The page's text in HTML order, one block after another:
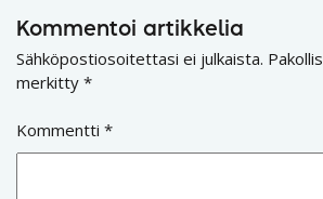
Kommentoi artikkelia
Sähköpostiosoitettasi ei julkaista.
merkitty *
Kommentti *